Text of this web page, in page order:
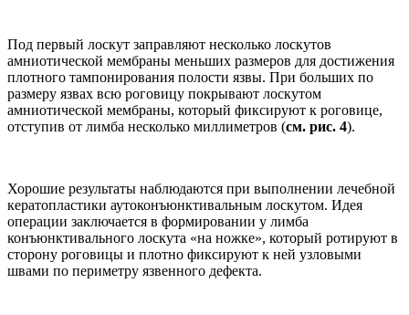
Под первый лоскут заправляют несколько лоскутов
амниотической мембраны меньших размеров для достижения
плотного тампонирования полости язвы. При больших по
размеру язвах всю роговицу покрывают лоскутом
амниотической мембраны, который фиксируют к роговице,
отступив от лимба несколько миллиметров (см. рис. 4).
Хорошие результаты наблюдаются при выполнении лечебной
кератопластики аутоконъюнктивальным лоскутом. Идея
операции заключается в формировании у лимба
конъюнктивального лоскута «на ножке», который ротируют в
сторону роговицы и плотно фиксируют к ней узловыми
швами по периметру язвенного дефекта.